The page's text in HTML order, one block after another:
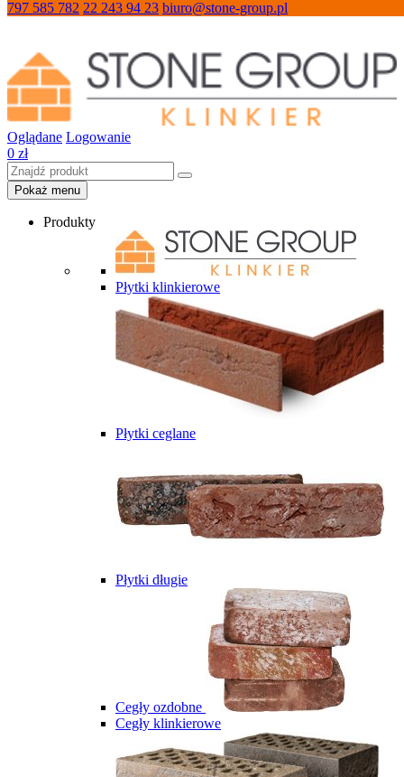
797 585 782 22 243 94 23 biuro@stone-group.pl
Oglądane Logowanie
0 zł
Pokaż menu
Produkty
Płytki klinkierowe
Płytki ceglane
Płytki długie
Cegły ozdobne
Cegły klinkierowe